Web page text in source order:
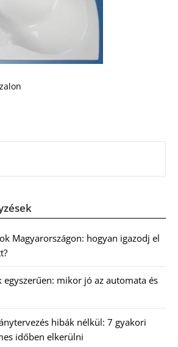
Magyarországon: hogyan igazodj el
mikor jó az automata és
hibák nélkül: 7 gyakori
időben elkerülni